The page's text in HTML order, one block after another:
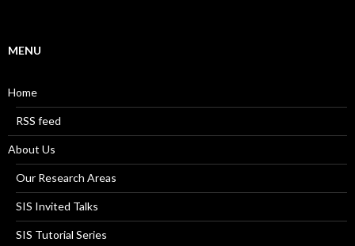
MENU
Home
RSS feed
About Us
Our Research Areas
SIS Invited Talks
SIS Tutorial Series